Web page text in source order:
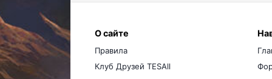
О сайте
Правила
Клуб Друзей TESAll